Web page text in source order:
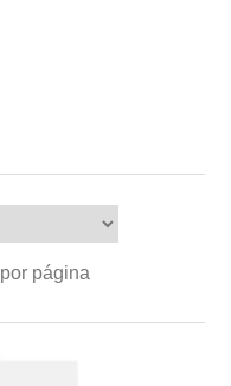
por página